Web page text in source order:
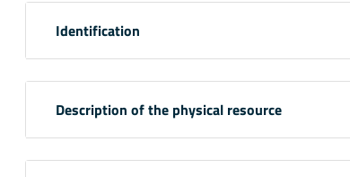
Identification
Description of the physical resource